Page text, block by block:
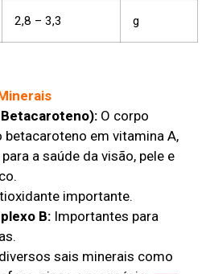
2,8 – 3,3 g
O corpo
betacaroteno em vitamina A,
a saúde da visão, pele e
importante.
B: Importantes para
sais minerais como